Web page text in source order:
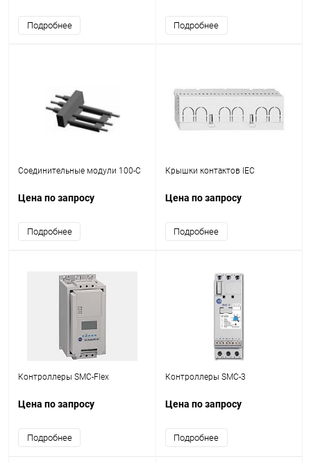
Подробнее Подробнее
Соединительные модули 100-С
Цена по запросу
Подробнее
Крышки контактов IEC
Цена по запросу
Подробнее
Контроллеры SMC-Flex
Цена по запросу
Подробнее
Контроллеры SMC-3
Цена по запросу
Подробнее